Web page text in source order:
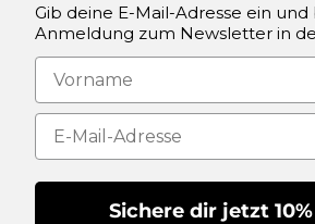
Gib deine E-Mail-Adresse ein
Anmeldung zum Newsletter in
Sichere dir jetzt